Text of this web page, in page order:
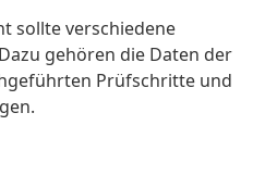
sollte verschiedene
gehören die Daten der
Prüfschritte und